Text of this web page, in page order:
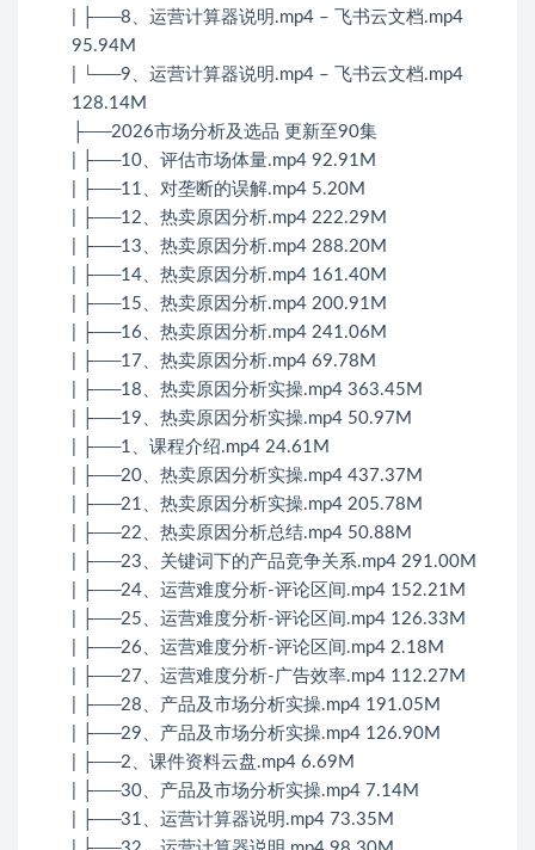
| ├──8、运营计算器说明.mp4 – 飞书云文档.mp4
95.94M
| └──9、运营计算器说明.mp4 – 飞书云文档.mp4
128.14M
├──2026市场分析及选品 更新至90集
| ├──10、评估市场体量.mp4 92.91M
| ├──11、对垄断的误解.mp4 5.20M
| ├──12、热卖原因分析.mp4 222.29M
| ├──13、热卖原因分析.mp4 288.20M
| ├──14、热卖原因分析.mp4 161.40M
| ├──15、热卖原因分析.mp4 200.91M
| ├──16、热卖原因分析.mp4 241.06M
| ├──17、热卖原因分析.mp4 69.78M
| ├──18、热卖原因分析实操.mp4 363.45M
| ├──19、热卖原因分析实操.mp4 50.97M
| ├──1、课程介绍.mp4 24.61M
| ├──20、热卖原因分析实操.mp4 437.37M
| ├──21、热卖原因分析实操.mp4 205.78M
| ├──22、热卖原因分析总结.mp4 50.88M
| ├──23、关键词下的产品竞争关系.mp4 291.00M
| ├──24、运营难度分析-评论区间.mp4 152.21M
| ├──25、运营难度分析-评论区间.mp4 126.33M
| ├──26、运营难度分析-评论区间.mp4 2.18M
| ├──27、运营难度分析-广告效率.mp4 112.27M
| ├──28、产品及市场分析实操.mp4 191.05M
| ├──29、产品及市场分析实操.mp4 126.90M
| ├──2、课件资料云盘.mp4 6.69M
| ├──30、产品及市场分析实操.mp4 7.14M
| ├──31、运营计算器说明.mp4 73.35M